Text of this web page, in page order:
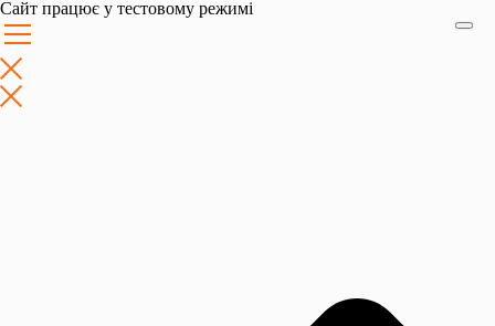
Перейти
до
вмісту
Сайт працює у тестовому режимі